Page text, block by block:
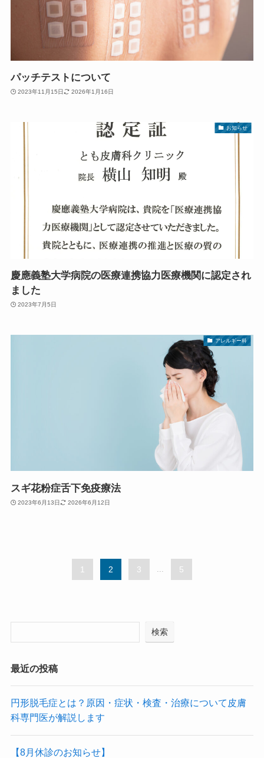
パッチテストについて
2023年11月15日 2026年1月16日
お知らせ
慶應義塾大学病院の医療連携協力医療機関に認定され
ました
2023年7月5日
アレルギー科
スギ花粉症舌下免疫療法
2023年6月13日 2026年6月12日
1 2 3 ... 5
検索
最近の投稿
円形脱毛症とは？原因・症状・検査・治療について皮膚
科専門医が解説します
【8月休診のお知らせ】